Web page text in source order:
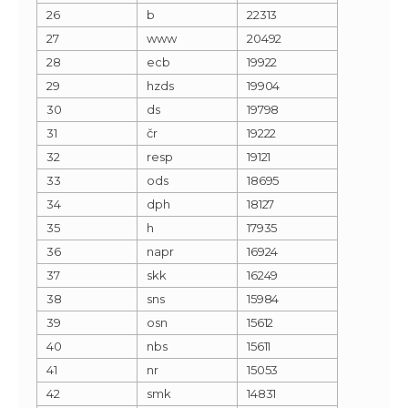
26
b
22313
27
www
20492
28
ecb
19922
29
hzds
19904
30
ds
19798
31
čr
19222
32
resp
19121
33
ods
18695
34
dph
18127
35
h
17935
36
napr
16924
37
skk
16249
38
sns
15984
39
osn
15612
40
nbs
15611
41
nr
15053
42
smk
14831